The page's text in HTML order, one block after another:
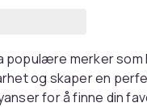
merker som
og skaper en
for å finne din